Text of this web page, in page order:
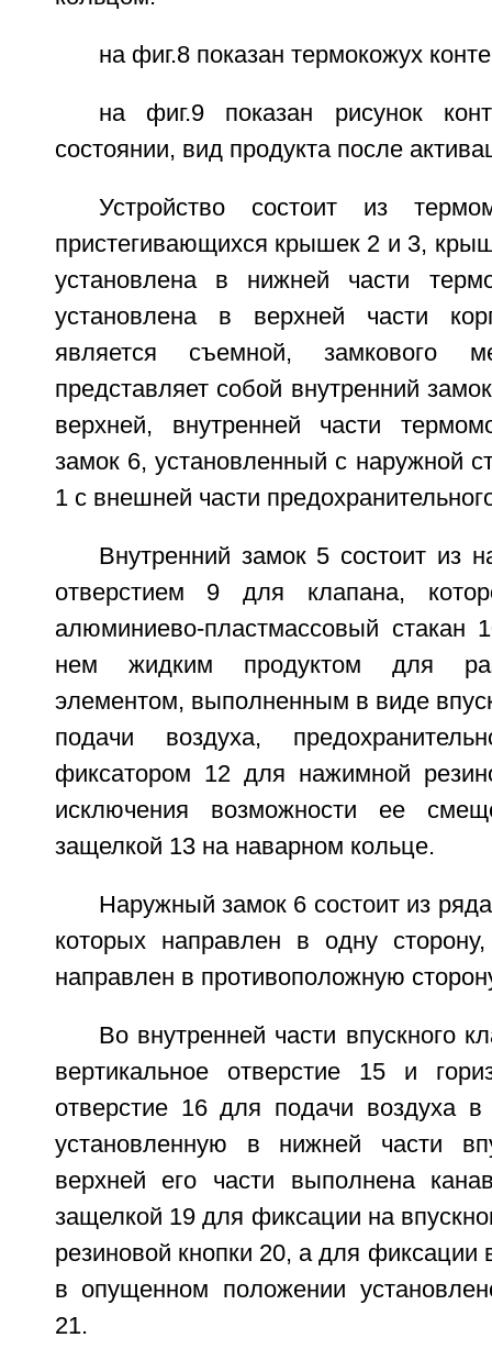
на фиг.8 показан термокожух
на фиг.9 показан рисунок
состоянии, вид продукта после
Устройство состоит из
пристегивающихся крышек 2 и 3,
установлена в нижней части
установлена в верхней части
является съемной, замкового
представляет собой внутренний
верхней, внутренней части
замок 6, установленный с наружной
1 с внешней части
Внутренний замок 5 состоит из
отверстием 9 для клапана,
алюминиево-пластмассовый
нем жидким продуктом для
элементом, выполненным в виде
подачи воздуха,
фиксатором 12 для нажимной
исключения возможности ее
защелкой 13 на наварном кольце.
Наружный замок 6 состоит из
которых направлен в одну
направлен в противоположную
Во внутренней части впускного
вертикальное отверстие 15 и
отверстие 16 для подачи воздуха
установленную в нижней части
верхней его части выполнена
защелкой 19 для фиксации на
резиновой кнопки 20, а для фиксации
в опущенном положении
21.